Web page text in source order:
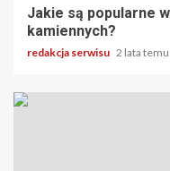
Jakie są popularne
kamiennych?
redakcja serwisu 2 lata temu